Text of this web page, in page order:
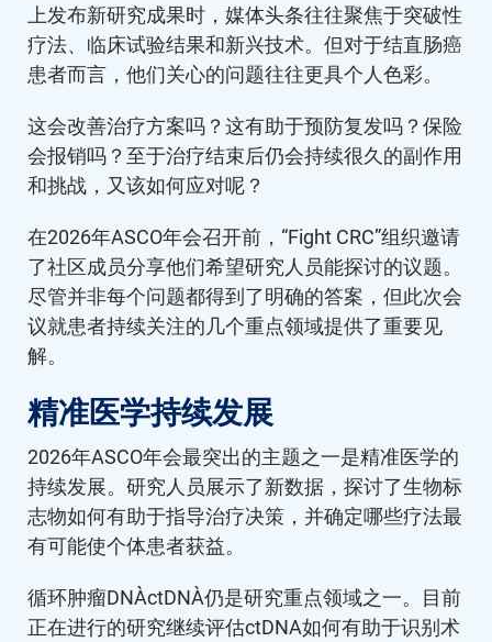
上发布新研究成果时，媒体头条往往聚焦于突破性
疗法、临床试验结果和新兴技术。但对于结直肠癌
患者而言，他们关心的问题往往更具个人色彩。
这会改善治疗方案吗？这有助于预防复发吗？保险
会报销吗？至于治疗结束后仍会持续很久的副作用
和挑战，又该如何应对呢？
在2026年ASCO年会召开前，“Fight CRC”组织邀请
了社区成员分享他们希望研究人员能探讨的议题。
尽管并非每个问题都得到了明确的答案，但此次会
议就患者持续关注的几个重点领域提供了重要见
解。
精准医学持续发展
2026年ASCO年会最突出的主题之一是精准医学的
持续发展。研究人员展示了新数据，探讨了生物标
志物如何有助于指导治疗决策，并确定哪些疗法最
有可能使个体患者获益。
循环肿瘤DNA（ctDNA）仍是研究重点领域之一。目前
正在进行的研究继续评估ctDNA如何有助于识别术